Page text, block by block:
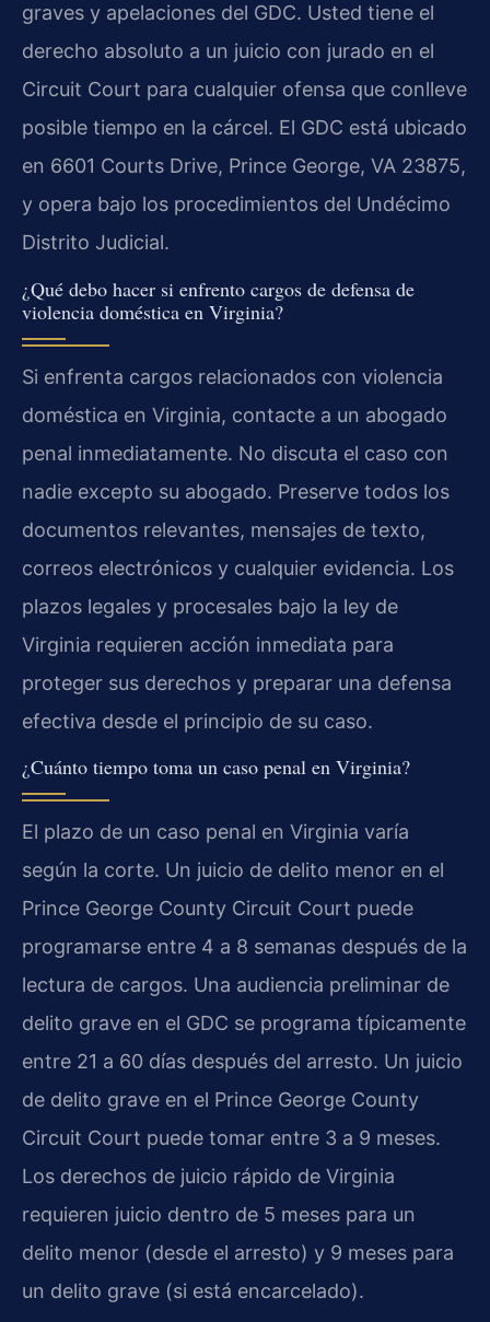
graves y apelaciones del GDC. Usted tiene el
derecho absoluto a un juicio con jurado en el
Circuit Court para cualquier ofensa que conlleve
posible tiempo en la cárcel. El GDC está ubicado
en 6601 Courts Drive, Prince George, VA 23875,
y opera bajo los procedimientos del Undécimo
Distrito Judicial.
¿Qué debo hacer si enfrento cargos de defensa de
violencia doméstica en Virginia?
Si enfrenta cargos relacionados con violencia
doméstica en Virginia, contacte a un abogado
penal inmediatamente. No discuta el caso con
nadie excepto su abogado. Preserve todos los
documentos relevantes, mensajes de texto,
correos electrónicos y cualquier evidencia. Los
plazos legales y procesales bajo la ley de
Virginia requieren acción inmediata para
proteger sus derechos y preparar una defensa
efectiva desde el principio de su caso.
¿Cuánto tiempo toma un caso penal en Virginia?
El plazo de un caso penal en Virginia varía
según la corte. Un juicio de delito menor en el
Prince George County Circuit Court puede
programarse entre 4 a 8 semanas después de la
lectura de cargos. Una audiencia preliminar de
delito grave en el GDC se programa típicamente
entre 21 a 60 días después del arresto. Un juicio
de delito grave en el Prince George County
Circuit Court puede tomar entre 3 a 9 meses.
Los derechos de juicio rápido de Virginia
requieren juicio dentro de 5 meses para un
delito menor (desde el arresto) y 9 meses para
un delito grave (si está encarcelado).